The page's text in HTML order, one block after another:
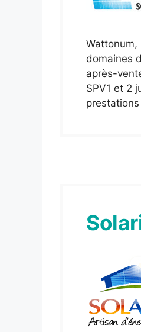
Wattonum,
domaines
après-
SPV1 et 2
prestations